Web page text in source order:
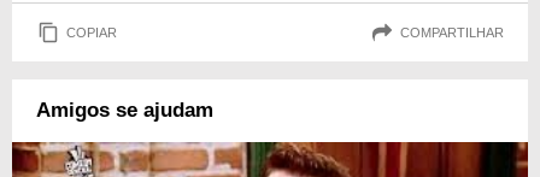
COPIAR COMPARTILHAR
Amigos se ajudam